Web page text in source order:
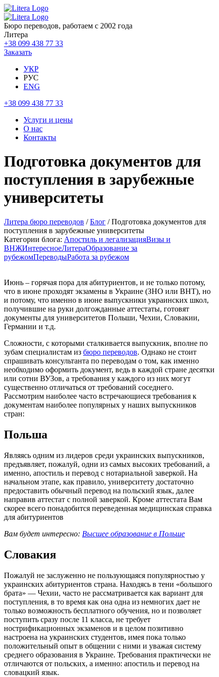
Бюро переводов, работаем с 2002 года
Литера
+38 099 438 77 33
Заказать
УКР
РУС
ENG
+38 099 438 77 33
Услуги и цены
О нас
Контакты
Подготовка документов для
поступления в зарубежные
университеты
Литера бюро переводов /Блог / Подготовка документов для
поступления в зарубежные университеты
Категории блога: Апостиль и легализацияВизы и
ВНЖИнтересноеЛитераОбразование за
рубежомПереводыРабота за рубежом
Июнь – горячая пора для абитуриентов, и не только потому,
что в июне проходят экзамены в Украине (ЗНО или ВНТ), но
и потому, что именно в июне выпускники украинских школ,
получившие на руки долгожданные аттестаты, готовят
документы для университетов Польши, Чехии, Словакии,
Германии и т.д.
Сложности, с которыми сталкивается выпускник, вполне по
зубам специалистам из бюро переводов. Однако не стоит
спрашивать консультанта по переводам о том, как именно
необходимо оформить документ, ведь в каждой стране десятки
или сотни ВУЗов, а требования у каждого из них могут
существенно отличаться от требований соседнего.
Рассмотрим наиболее часто встречающиеся требования к
документам наиболее популярных у наших выпускников
стран:
Польша
Являясь одним из лидеров среди украинских выпускников,
предъявляет, пожалуй, одни из самых высоких требований, а
именно, апостиль и перевод с нотариальной заверкой. На
начальном этапе, как правило, университету достаточно
предоставить обычный перевод на польский язык, далее
направив аттестат с полной заверкой. Кроме аттестата Вам
скорее всего понадобится переведенная медицинская справка
для абитуриентов
Вам будет интересно: Высшее образование в Польше
Словакия
Пожалуй не заслуженно не пользующаяся популярностью у
украинских абитуриентов страна. Находясь в тени «большого
брата» — Чехии, часто не рассматривается как вариант для
поступления, в то время как она одна из немногих дает не
только возможность бесплатного обучения, но и позволяет
поступить сразу после 11 класса, не требует
нострификационных экзаменов и в целом позитивно
настроена на украинских студентов, имея пока только
положительный опыт в общении с ними и уважая систему
среднего образования в Украине. Требования практически не
отличаются от польских, а именно: апостиль и перевод на
словацкий язык.